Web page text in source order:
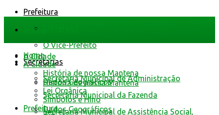
Prefeitura
O Vice-Prefeito
Secretarias
Secretaria Municipal de Administração
Secretaria Municipal da Fazenda
Secretaria Municipal de Assistência Social,
Home
A Cidade
História de nossa Mantena
Dados Geográficos
Home
A Cidade
História de nossa Mantena
Dados Geográficos
Lei Orgânica
Símbolos e Hino
Prefeitura